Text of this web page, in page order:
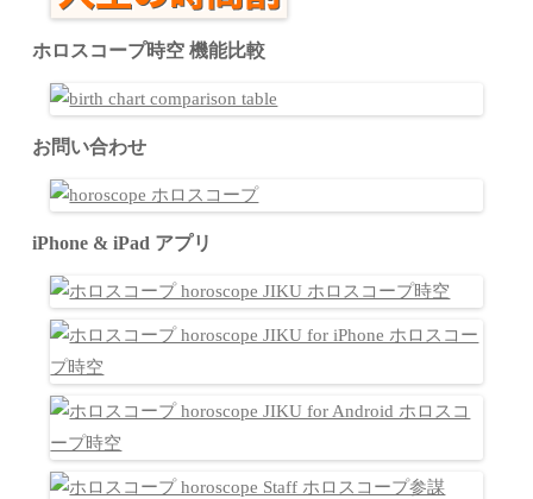
ホロスコープ時空 機能比較
お問い合わせ
iPhone & iPad アプリ